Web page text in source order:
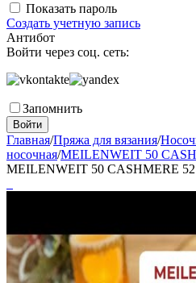
Показать пароль
Создать учетную запись
Антибот
Войти через соц. сеть:
Запомнить
Войти
Главная/Пряжа для вязания/
носочная/MEILENWEIT 50
MEILENWEIT 50 CASHMERE 52